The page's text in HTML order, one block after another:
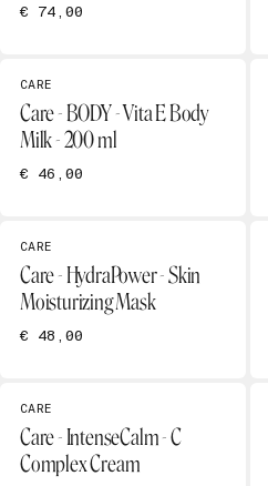
€ 74,00
CARE
Care - BODY - Vita E Body
Milk - 200 ml
€ 46,00
CARE
Care - HydraPower - Skin
Moisturizing Mask
€ 48,00
CARE
Care - IntenseCalm - C
Complex Cream